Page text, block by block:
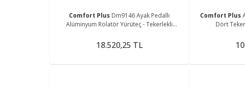
Comfort Plus Dm9146 Ayak Pedallı
Alüminyum Rolatör Yürüteç - Tekerlekli
18.520,25 TL
Comfort Plus
Dört